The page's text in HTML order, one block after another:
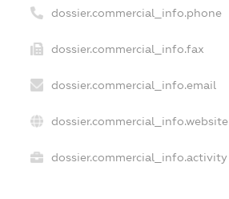
dossier.commercial_info.phone
dossier.commercial_info.fax
dossier.commercial_info.email
dossier.commercial_info.website
dossier.commercial_info.activity